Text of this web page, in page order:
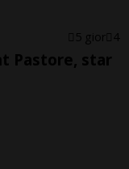
5 gior 4
Pastore, star